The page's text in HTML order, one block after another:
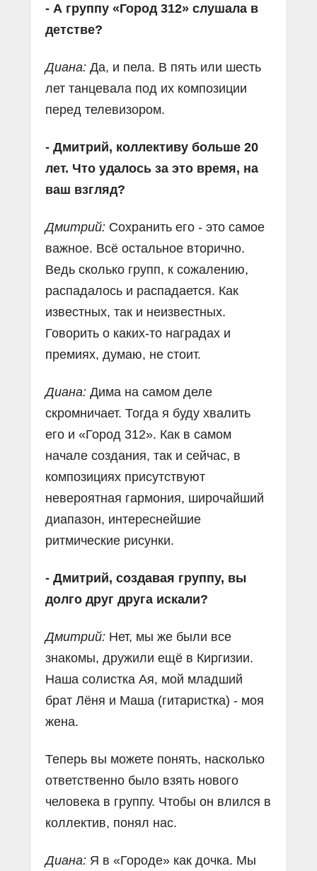
- А группу «Город 312» слушала в
детстве?
Диана: Да, и пела. В пять или шесть
лет танцевала под их композиции
перед телевизором.
- Дмитрий, коллективу больше 20
лет. Что удалось за это время, на
ваш взгляд?
Дмитрий: Сохранить его - это самое
важное. Всё остальное вторично.
Ведь сколько групп, к сожалению,
распадалось и распадается. Как
известных, так и неизвестных.
Говорить о каких-то наградах и
премиях, думаю, не стоит.
Диана: Дима на самом деле
скромничает. Тогда я буду хвалить
его и «Город 312». Как в самом
начале создания, так и сейчас, в
композициях присутствуют
невероятная гармония, широчайший
диапазон, интереснейшие
ритмические рисунки.
- Дмитрий, создавая группу, вы
долго друг друга искали?
Дмитрий: Нет, мы же были все
знакомы, дружили ещё в Киргизии.
Наша солистка Ая, мой младший
брат Лёня и Маша (гитаристка) - моя
жена.
Теперь вы можете понять, насколько
ответственно было взять нового
человека в группу. Чтобы он влился в
коллектив, понял нас.
Диана: Я в «Городе» как дочка. Мы